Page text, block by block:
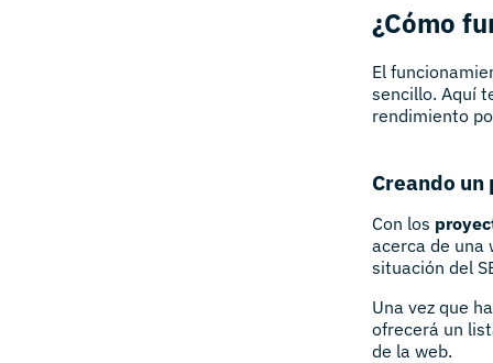
¿Cómo
El
sencillo. Aquí
rendimiento
Creando un
Con los
acerca de una
situación del
Una vez que
ofrecerá un
de la web.